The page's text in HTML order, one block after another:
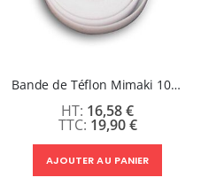
Bande de Téflon Mimaki 10mm
19,90 €
16,58 €
AJOUTER AU PANIER